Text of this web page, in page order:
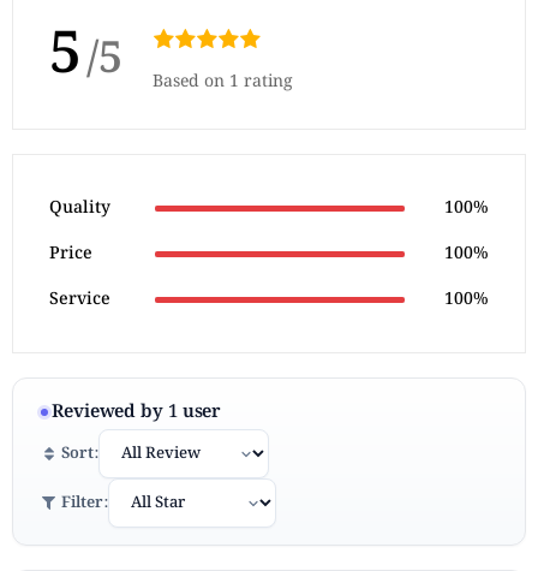
5/5 Based on 1 rating
Quality
100%
Price
100%
Service
100%
Reviewed by 1 user
Sort:
Filter: